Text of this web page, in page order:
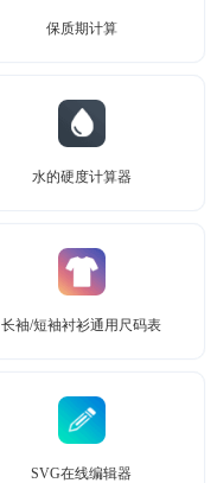
保质期计算
水的硬度计算器
长袖/短袖衬衫通用尺码表
SVG在线编辑器